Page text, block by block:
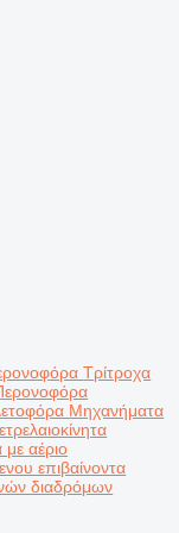
Τρίτροχα
Μηχανήματα
αέριο
επιβαίνοντα
διαδρόμων